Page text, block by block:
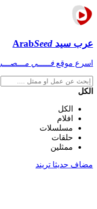
عرب سيد ArabSeed
اسرع موقع فـــــي مـــصـــر
الكل
الكل
افلام
مسلسلات
حلقات
ممثلين
مضاف حديثا تريند